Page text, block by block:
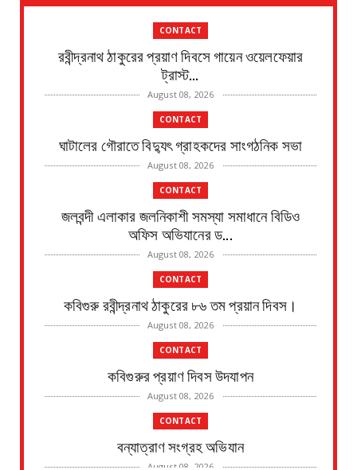
CONTACT
রবীন্দ্রনাথ ঠাকুরের প্রয়াণ দিবসে গায়েন ওয়েলফেয়ার
ট্রাস্ট...
August 08, 2026
CONTACT
ঘাটালের গৌরাতে বিদ্যুৎ গ্রাহকদের সাংগঠনিক সভা
August 08, 2026
CONTACT
জলবন্দী এলাকার জলনিকাশী সমস্যা সমাধানে বিডিও
অফিস অভিযানের ড...
August 08, 2026
CONTACT
কবিগুরু রবীন্দ্রনাথ ঠাকুরের ৮৬ তম প্রয়ান দিবস।
August 08, 2026
CONTACT
কবিগুরুর প্রয়াণ দিবস উদযাপন
August 08, 2026
CONTACT
বন্যাত্রাণ সংগ্রহ অভিযান
August 08, 2026